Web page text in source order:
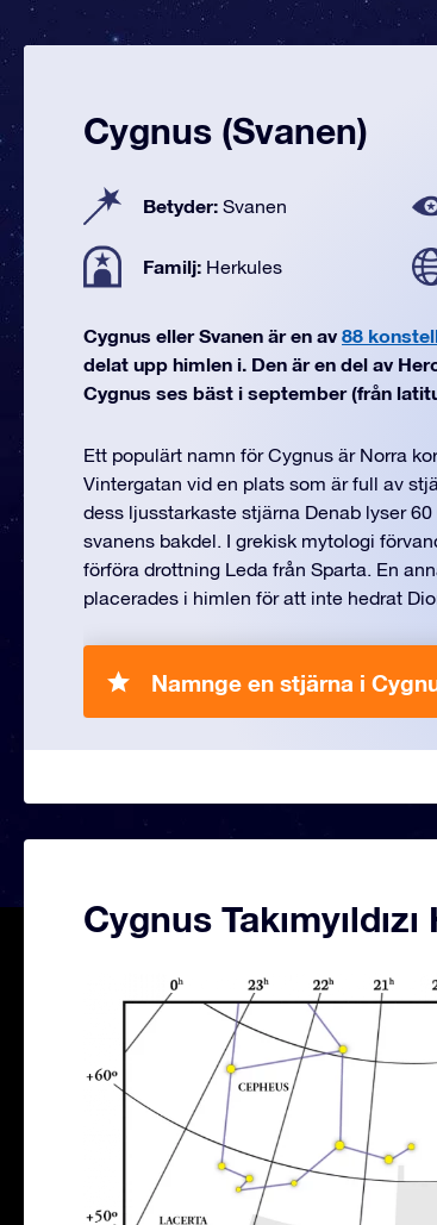
Cygnus (Svanen)
Betyder: Svanen
Familj: Herkules
Cygnus eller Svanen är en av 88
delat upp himlen i. Den är en del av
Cygnus ses bäst i september (från
Ett populärt namn för Cygnus är Norra
Vintergatan vid en plats som är full av
dess ljusstarkaste stjärna Denab lyser
svanens bakdel. I grekisk mytologi
förföra drottning Leda från Sparta. En
placerades i himlen för att inte hedrat
Namnge en stjärna i
Cygnus Takımyıldızı